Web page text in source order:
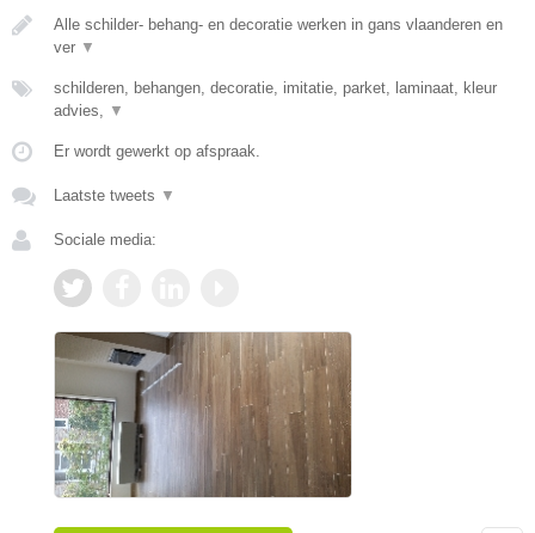
Alle schilder- behang- en decoratie werken in gans vlaanderen en
ver ▼
schilderen, behangen, decoratie, imitatie, parket, laminaat, kleur
advies,
▼
Er wordt gewerkt op afspraak.
Laatste tweets ▼
Sociale media: